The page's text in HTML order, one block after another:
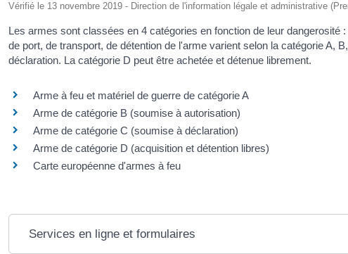
Vérifié le 13 novembre 2019 - Direction de l'information légale et administrative
Les armes sont classées en 4 catégories en fonction de leur
de port, de transport, de détention de l'arme varient selon la catégorie A,
déclaration. La catégorie D peut être achetée et détenue librement.
Arme à feu et matériel de guerre de catégorie A
Arme de catégorie B (soumise à autorisation)
Arme de catégorie C (soumise à déclaration)
Arme de catégorie D (acquisition et détention libres)
Carte européenne d'armes à feu
Services en ligne et formulaires